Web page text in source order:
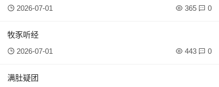
2026-07-01
365 0
牧豕听经
2026-07-01
443 0
满肚疑团